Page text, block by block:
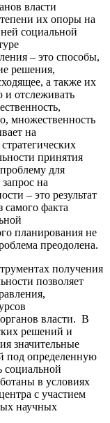
власти
их опоры на
социальной
– это способы,
решения,
а также их
и отслеживать
множественность
на
принятия
для
на
– это результат
самого факта
планирования не
преодолена.
получения
позволяет
власти. В
решений и
значительные
под определенную
социальной
в условиях
с участием
научных